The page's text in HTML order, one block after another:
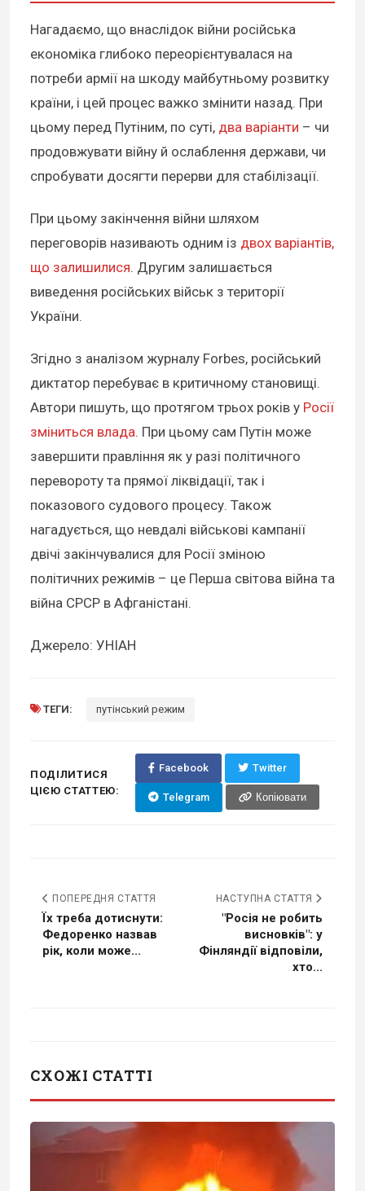
Нагадаємо, що внаслідок війни російська
економіка глибоко переорієнтувалася на
потреби армії на шкоду майбутньому розвитку
країни, і цей процес важко змінити назад. При
цьому перед Путіним, по суті, два варіанти – чи
продовжувати війну й ослаблення держави, чи
спробувати досягти перерви для стабілізації.
При цьому закінчення війни шляхом
переговорів називають одним із двох варіантів,
що залишилися. Другим залишається
виведення російських військ з території
України.
Згідно з аналізом журналу Forbes, російський
диктатор перебуває в критичному становищі.
Автори пишуть, що протягом трьох років у Росії
зміниться влада. При цьому сам Путін може
завершити правління як у разі політичного
перевороту та прямої ліквідації, так і
показового судового процесу. Також
нагадується, що невдалі військові кампанії
двічі закінчувалися для Росії зміною
політичних режимів – це Перша світова війна та
війна СРСР в Афганістані.
Джерело: УНІАН
ТЕГИ: путінський режим
ПОДІЛИТИСЯ
ЦІЄЮ СТАТТЕЮ:
Facebook Twitter
Telegram Копіювати
ПОПЕРЕДНЯ СТАТТЯ
Їх треба дотиснути:
Федоренко назвав
рік, коли може...
НАСТУПНА СТАТТЯ
"Росія не робить
висновків": у
Фінляндії відповіли,
хто...
СХОЖІ СТАТТІ